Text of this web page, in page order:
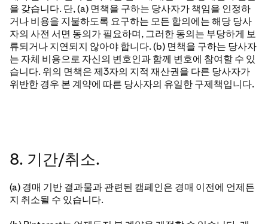
을 갖습니다. 단, (a) 면책을 구하는 당사자가 책임을 인정하
거나 비용을 지불하도록 요구하는 모든 합의에는 해당 당사
자의 사전 서면 동의가 필요하며, 그러한 동의는 부당하게 보
류되거나 지연되지 않아야 합니다. (b) 면책을 구하는 당사자
는 자체 비용으로 자신의 변호인과 함께 변호에 참여할 수 있
습니다. 위의 면책은 제3자의 지적 재산권을 다른 당사자가
위반한 경우 본 계약에 따른 당사자의 유일한 구제책입니다.
8. 기간/취소.
(a) 경매 기반 결과물과 관련된 캠페인은 경매 이전에 언제든
지 취소될 수 있습니다.